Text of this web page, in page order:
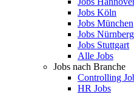
Jobs Köln
Jobs München
Jobs Nürnberg
Jobs Stuttgart
Alle Jobs
Jobs nach Branche
Controlling
HR Jobs